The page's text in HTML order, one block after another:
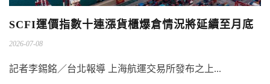
SCFI運價指數十連漲貨櫃爆倉情況將延續至月底
2026-07-08
記者李錫銘／台北報導 上海航運交易所發布之上...